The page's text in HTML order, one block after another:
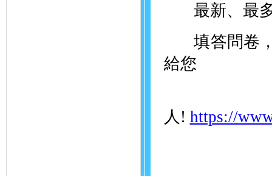
最新、最多
填答問卷，
給您
人! https://